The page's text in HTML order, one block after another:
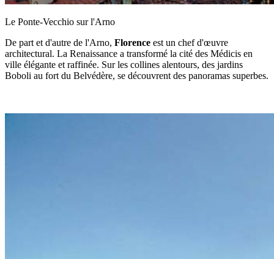
Le Ponte-Vecchio sur l'Arno
De part et d'autre de l'Arno, Florence est un chef d'œuvre
architectural. La Renaissance a transformé la cité des Médicis en
ville élégante et raffinée. Sur les collines alentours, des jardins
Boboli au fort du Belvédère, se découvrent des panoramas superbes.